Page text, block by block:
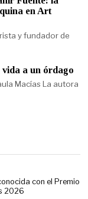
en Art
y fundador de
a un órdago
Macías La autora
con el Premio
2026